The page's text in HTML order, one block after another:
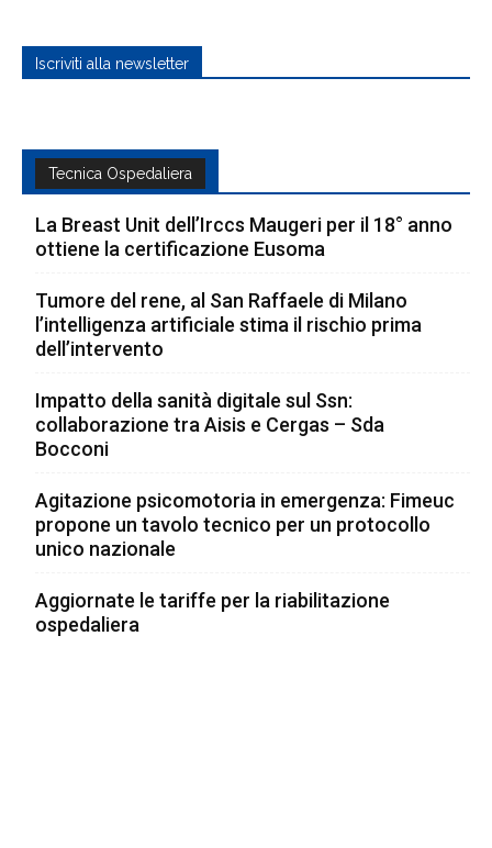
Iscriviti alla newsletter
Tecnica Ospedaliera
La Breast Unit dell’Irccs Maugeri per il 18° anno
ottiene la certificazione Eusoma
Tumore del rene, al San Raffaele di Milano
l’intelligenza artificiale stima il rischio prima
dell’intervento
Impatto della sanità digitale sul Ssn:
collaborazione tra Aisis e Cergas – Sda
Bocconi
Agitazione psicomotoria in emergenza: Fimeuc
propone un tavolo tecnico per un protocollo
unico nazionale
Aggiornate le tariffe per la riabilitazione
ospedaliera